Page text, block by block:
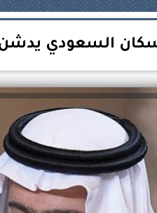
السعودي يدشن